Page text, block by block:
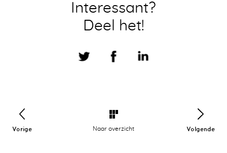
Interessant?
Deel het!
Vorige Naar overzicht Volgende